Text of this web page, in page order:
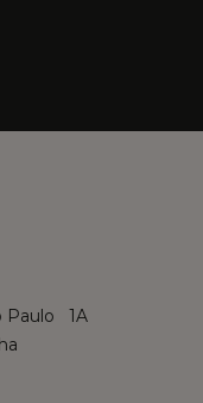
Paulo 1A